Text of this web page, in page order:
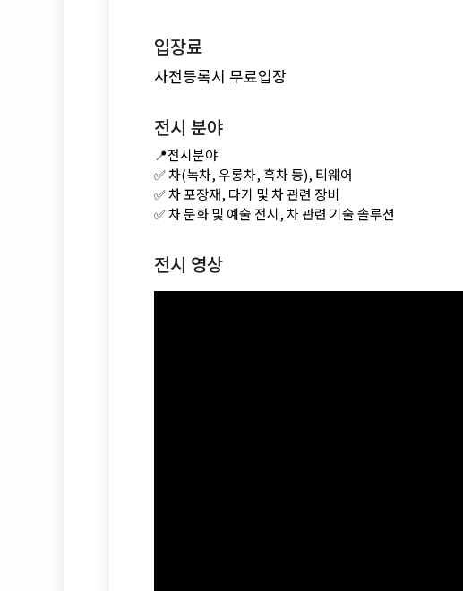
입장료
사전등록시 무료입장
전시 분야
📍전시분야
✅ 차(녹차, 우롱차, 흑차 등), 티웨어
✅ 차 포장재, 다기 및 차 관련 장비
✅ 차 문화 및 예술 전시, 차 관련 기술 솔루션
전시 영상